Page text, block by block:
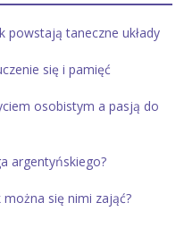
powstają taneczne układy
się i pamięć
osobistym a pasją do
argentyńskiego?
się nimi zająć?